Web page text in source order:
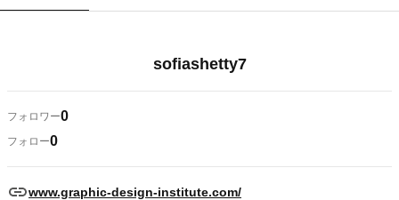
sofiashetty7
フォロワー0
フォロー0
www.graphic-design-institute.com/